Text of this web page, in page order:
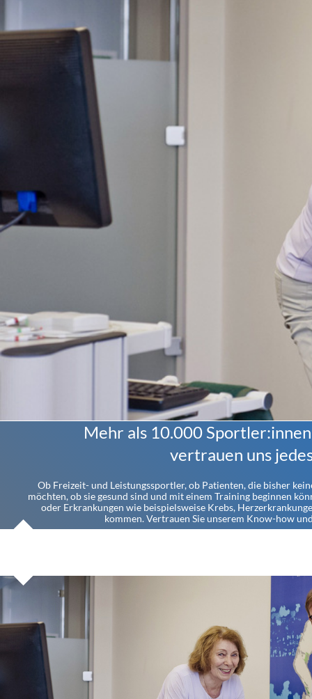
Mehr als 10.000
vertrauen uns
Ob Freizeit- und Leistungssportler, ob Patienten, die bisher
möchten, ob sie gesund sind und mit einem Training beginnen
oder Erkrankungen wie beispielsweise Krebs,
kommen. Vertrauen Sie unserem Know-how